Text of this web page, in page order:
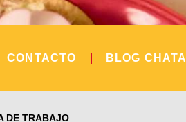
CONTACTO BLOG CHATA
DE TRABAJO